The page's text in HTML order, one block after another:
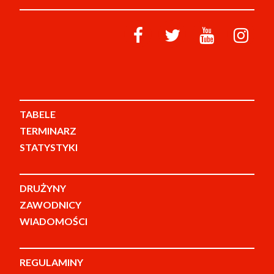
TABELE
TERMINARZ
STATYSTYKI
DRUŻYNY
ZAWODNICY
WIADOMOŚCI
REGULAMINY